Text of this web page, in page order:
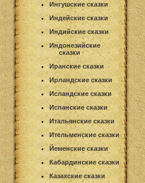
Ингушские сказки
Индейские сказки
Индийские сказки
Индонезийские
сказки
Иранские сказки
Ирландские сказки
Исландские сказки
Испанские сказки
Итальянские сказки
Ительменские сказки
Йеменские сказки
Кабардинские сказки
Казахские сказки